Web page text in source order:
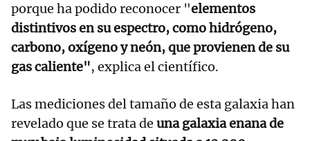
porque ha podido reconocer "elementos
distintivos en su espectro, como hidrógeno,
carbono, oxígeno y neón, que provienen de su
gas caliente", explica el científico.
Las mediciones del tamaño de esta galaxia han
revelado que se trata de una galaxia enana de